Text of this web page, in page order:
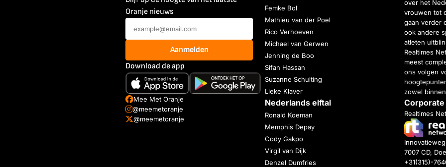
Oranje nieuws
Aanmelden
Download de app
Mee Met Oranje
@meemetoranje
@meemetoranje
Femke Bol
Mathieu van der Poel
Rico Verhoeven
Michael van Gerwen
Jenning de Boo
Sifan Hassan
Suzanne Schulting
Lieke Klaver
Nederlands elftal
Ronald Koeman
Memphis Depay
Cody Gakpo
Virgil van Dijk
Denzel Dumfries
over het
vrouwen tot
gaan verder
ook andere
atleten
Realtimes
meest
ons volgen
zowel
Corporate
Realtimes
7007 CD,
+31(315)-